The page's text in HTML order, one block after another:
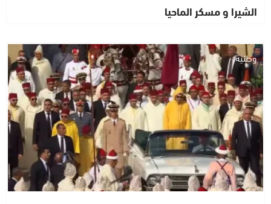
الشيرا و مسكر الماحيا
وطنية